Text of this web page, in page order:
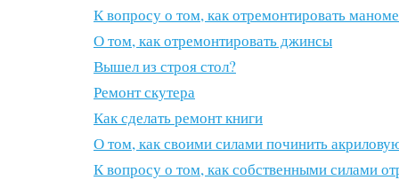
К вопросу о том, как отремонтировать
О том, как отремонтировать джинсы
Вышел из строя стол?
Ремонт скутера
Как сделать ремонт книги
О том, как своими силами починить
К вопросу о том, как собственными силами